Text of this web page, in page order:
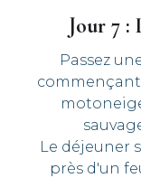
Jour 7
Passez
Le déjeuner
près d'un